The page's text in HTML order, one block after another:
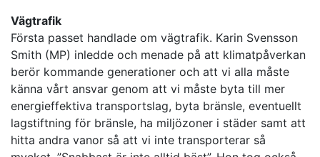
Vägtrafik
Första passet handlade om vägtrafik. Karin Svensson
Smith (MP) inledde och menade på att klimatpåverkan
berör kommande generationer och att vi alla måste
känna vårt ansvar genom att vi måste byta till mer
energieffektiva transportslag, byta bränsle, eventuellt
lagstiftning för bränsle, ha miljözoner i städer samt att
hitta andra vanor så att vi inte transporterar så